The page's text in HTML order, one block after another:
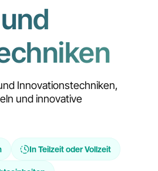
Innovationstechniken,
und innovative
In Teilzeit oder Vollzeit